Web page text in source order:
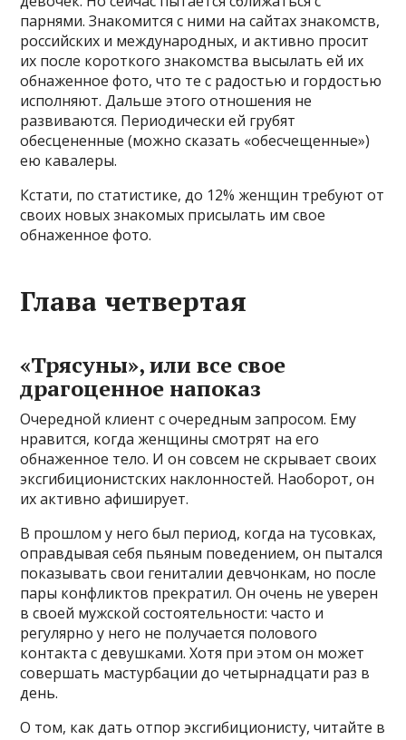
парнями. Знакомится с ними на сайтах знакомств,
российских и международных, и активно просит
их после короткого знакомства высылать ей их
обнаженное фото, что те с радостью и гордостью
исполняют. Дальше этого отношения не
развиваются. Периодически ей грубят
обесцененные (можно сказать «обесчещенные»)
ею кавалеры.
Кстати, по статистике, до 12% женщин требуют от
своих новых знакомых присылать им свое
обнаженное фото.
Глава четвертая
«Трясуны», или все свое
драгоценное напоказ
Очередной клиент с очередным запросом. Ему
нравится, когда женщины смотрят на его
обнаженное тело. И он совсем не скрывает своих
эксгибиционистских наклонностей. Наоборот, он
их активно афиширует.
В прошлом у него был период, когда на тусовках,
оправдывая себя пьяным поведением, он пытался
показывать свои гениталии девчонкам, но после
пары конфликтов прекратил. Он очень не уверен
в своей мужской состоятельности: часто и
регулярно у него не получается полового
контакта с девушками. Хотя при этом он может
совершать мастурбации до четырнадцати раз в
день.
О том, как дать отпор эксгибиционисту, читайте в